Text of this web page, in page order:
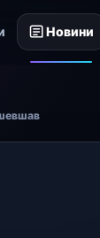
Новини